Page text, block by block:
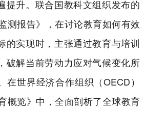
提升。联合国教科文组织发布的
测报告》，在讨论教育如何有效
的实现时，主张通过教育与培训
破解当前劳动力应对气候变化所
在世界经济合作组织（OECD）
概览》中，全面剖析了全球教育